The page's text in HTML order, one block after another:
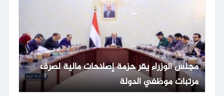
مجلس الوزراء يقر حزمة إصلاحات مالية لصرف
مرتبات موظفي الدولة